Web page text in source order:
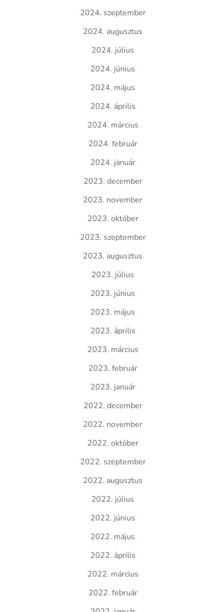
2024. szeptember
2024. augusztus
2024. július
2024. június
2024. május
2024. április
2024. március
2024. február
2024. január
2023. december
2023. november
2023. október
2023. szeptember
2023. augusztus
2023. július
2023. június
2023. május
2023. április
2023. március
2023. február
2023. január
2022. december
2022. november
2022. október
2022. szeptember
2022. augusztus
2022. július
2022. június
2022. május
2022. április
2022. március
2022. február